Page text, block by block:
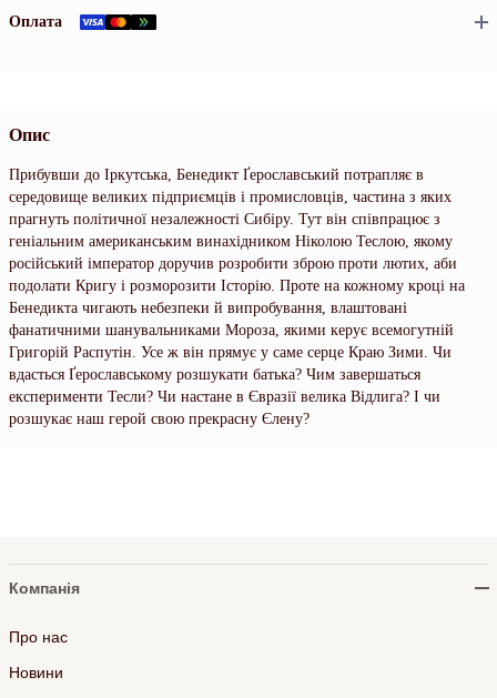
Оплата
Опис
Прибувши до Іркутська, Бенедикт Ґерославський потрапляє в
середовище великих підприємців і промисловців, частина з яких
прагнуть політичної незалежності Сибіру. Тут він співпрацює з
геніальним американським винахідником Ніколою Теслою, якому
російський імператор доручив розробити зброю проти лютих, аби
подолати Кригу і розморозити Історію. Проте на кожному кроці на
Бенедикта чигають небезпеки й випробування, влаштовані
фанатичними шанувальниками Мороза, якими керує всемогутній
Григорій Распутін. Усе ж він прямує у саме серце Краю Зими. Чи
вдасться Ґерославському розшукати батька? Чим завершаться
експерименти Тесли? Чи настане в Євразії велика Відлига? І чи
розшукає наш герой свою прекрасну Єлену?
Компанія
Про нас
Новини